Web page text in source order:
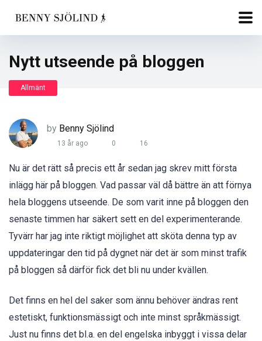
Nytt utseende på bloggen
Allmänt
by Benny Sjölind
13 år ago 0 16
Nu är det rätt så precis ett år sedan jag skrev mitt första
inlägg här på bloggen. Vad passar väl då bättre än att förnya
hela bloggens utseende. De som varit inne på bloggen den
senaste timmen har säkert sett en del experimenterande.
Tyvärr har jag inte riktigt möjlighet att sköta denna typ av
uppdateringar den tid på dygnet när det är som minst trafik
på bloggen så därför fick det bli nu under kvällen.
Det finns en hel del saker som ännu behöver ändras rent
estetiskt, funktionsmässigt och inte minst språkmässigt.
Just nu finns det bl.a. en del engelska inbyggt i vissa delar